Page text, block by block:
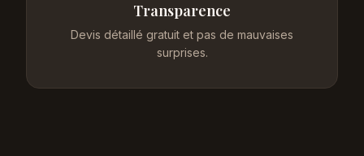
Transparence
Devis détaillé gratuit et pas de mauvaises
surprises.